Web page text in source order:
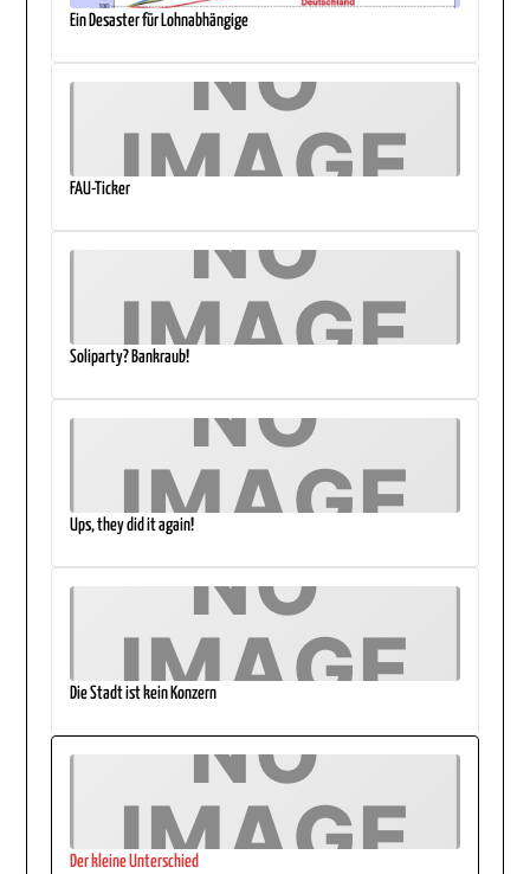
Ein Desaster für Lohnabhängige
FAU-Ticker
Soliparty? Bankraub!
Ups, they did it again!
Die Stadt ist kein Konzern
Der kleine Unterschied